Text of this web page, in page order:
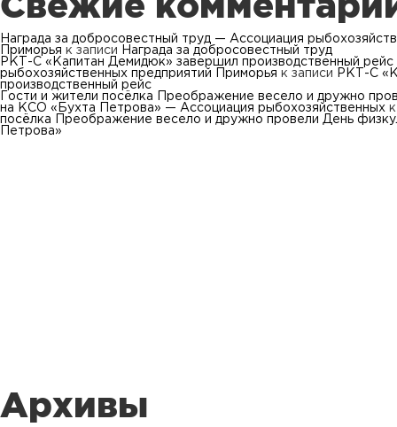
Награда за добросовестный труд — Ассоциация
Приморья к записи
Награда за добросовестный труд
РКТ-С «Капитан Демидюк» завершил производственный
рыбохозяйственных предприятий Приморья к записи
РКТ-С
производственный рейс
Гости и жители посёлка Преображение весело и дружно
на КСО «Бухта Петрова» — Ассоциация рыбохозяйственных
посёлка Преображение весело и дружно провели День
Петрова»
Архивы